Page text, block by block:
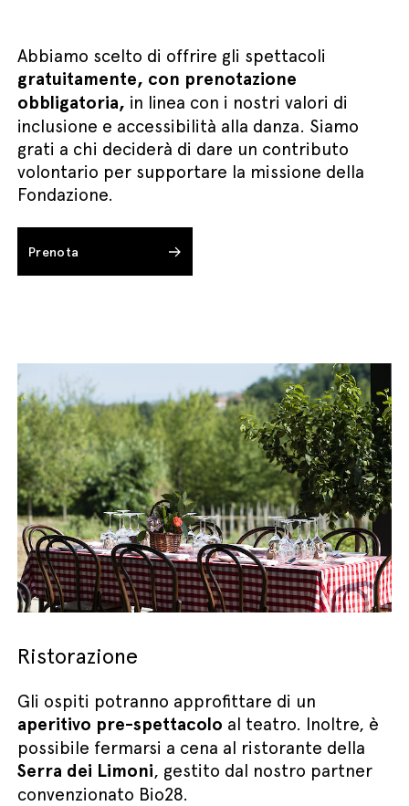
Abbiamo scelto di offrire gli spettacoli
gratuitamente, con prenotazione
obbligatoria, in linea con i nostri valori di
inclusione e accessibilità alla danza. Siamo
grati a chi deciderà di dare un contributo
volontario per supportare la missione della
Fondazione.
Prenota
Ristorazione
Gli ospiti potranno approfittare di un
aperitivo pre-spettacolo al teatro. Inoltre, è
possibile fermarsi a cena al ristorante della
Serra dei Limoni, gestito dal nostro partner
convenzionato Bio28.